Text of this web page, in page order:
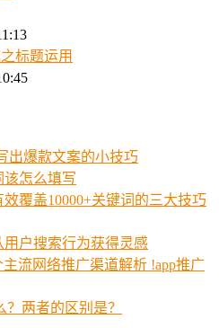
标题运用
出爆款文案的小技巧
该怎么填写
覆盖10000+关键词的三大技巧
户搜索行为获得灵感
流网络推广渠道解析 !app推广
两者的区别是？